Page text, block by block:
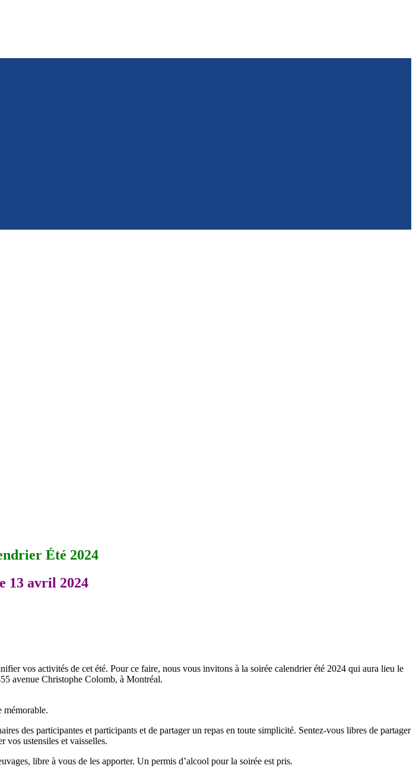
Été 2024
13 avril 2024
vos activités de cet été. Pour ce faire, nous vous invitons à la soirée calendrier été 2024 qui aura lieu le
avenue Christophe Colomb, à Montréal.
mémorable.
des participantes et participants et de partager un repas en toute simplicité. Sentez-vous libres de partager
vos ustensiles et vaisselles.
libre à vous de les apporter. Un permis d’alcool pour la soirée est pris.